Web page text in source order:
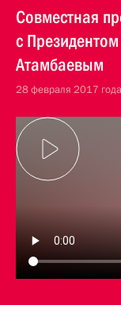
Совместная
с
Атамбаевым
28 февраля 2017 года